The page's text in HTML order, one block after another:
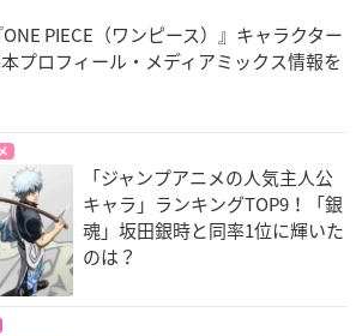
ONE PIECE（ワンピース）』キャラクター
プロフィール・メディアミックス情報を
「ジャンプアニメの人気主人公
キャラ」ランキングTOP9！「銀
魂」坂田銀時と同率1位に輝いた
のは？